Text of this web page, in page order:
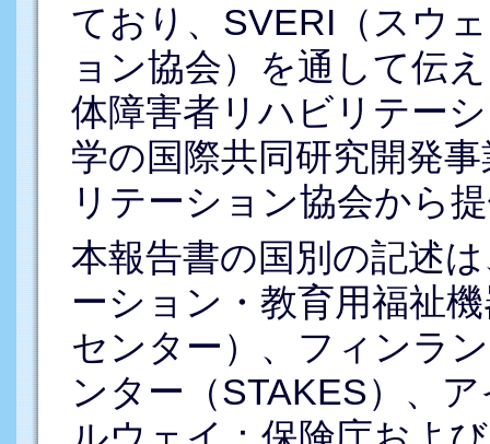
ており、SVERI（スウ
ョン協会）を通して伝
体障害者リハビリテー
学の国際共同研究開発
リテーション協会から
本報告書の国別の記述
ーション・教育用福祉
センター）、フィンラ
ンター（STAKES）、